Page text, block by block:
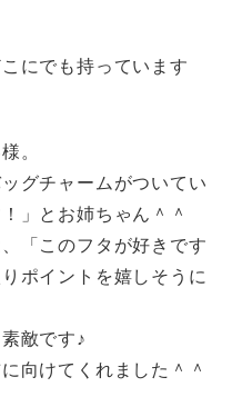
にでも持っています
。
グチャームがついてい
」とお姉ちゃん＾＾
「このフタが好きです
ポイントを嬉しそうに
敵です♪
向けてくれました＾＾